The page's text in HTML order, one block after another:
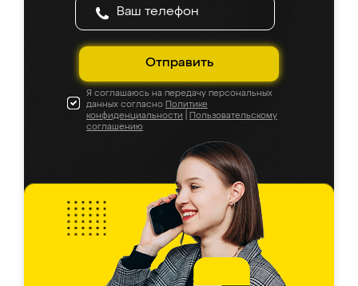
Отправить
Я соглашаюсь на передачу персональных
данных согласно Политике
конфиденциальности
Пользовательскому
соглашению